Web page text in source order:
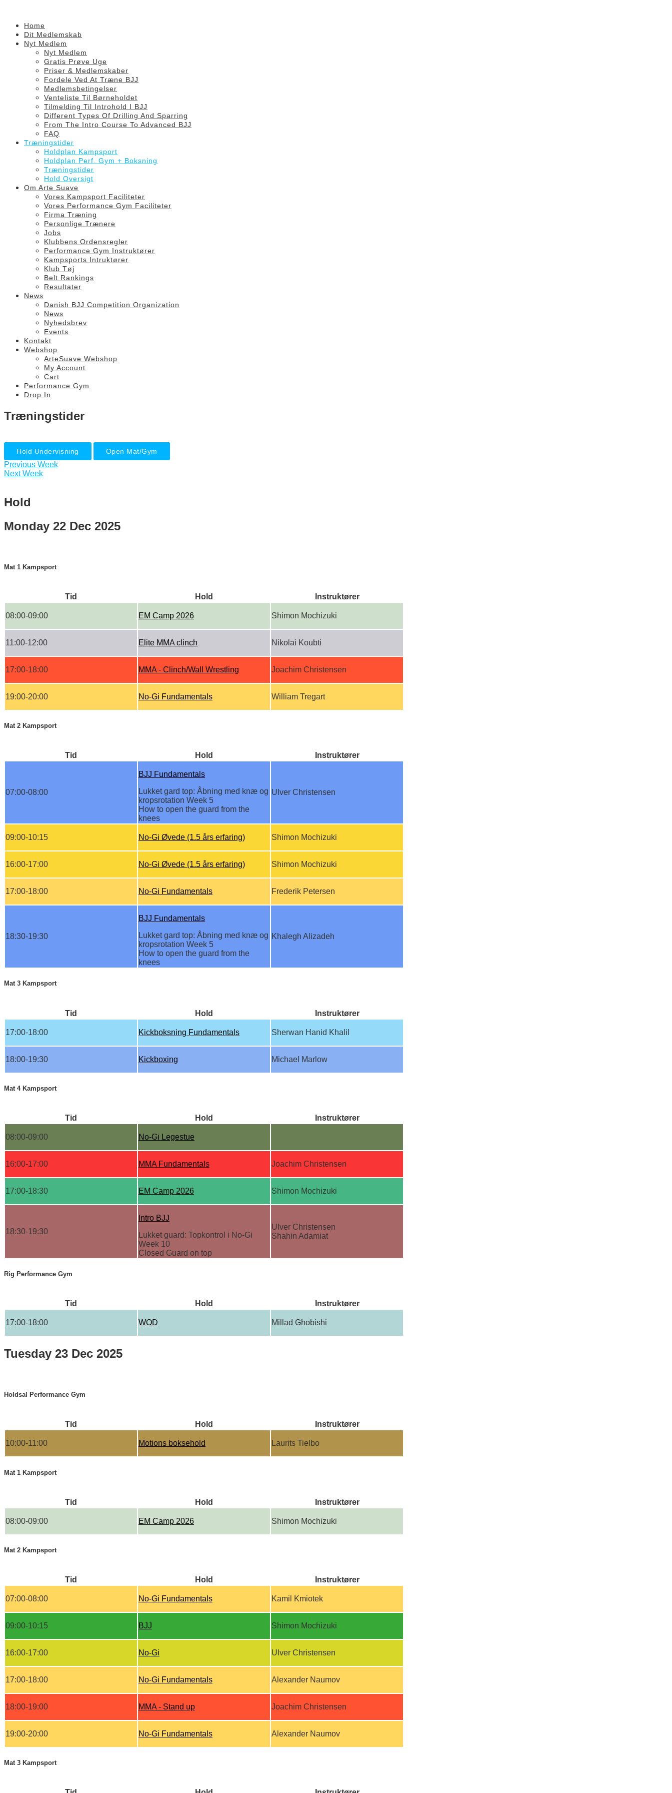
contentHome
Dit Medlemskab
Nyt Medlem
Nyt Medlem
Gratis Prøve Uge
Priser & Medlemskaber
Fordele Ved At Træne BJJ
Medlemsbetingelser
Venteliste Til Børneholdet
Tilmelding Til Introhold I BJJ
Different Types Of Drilling And Sparring
From The Intro Course To Advanced BJJ
FAQ
Træningstider
Holdplan Kampsport
Holdplan Perf. Gym + Boksning
Træningstider
Hold Oversigt
Om Arte Suave
Vores Kampsport Faciliteter
Vores Performance Gym Faciliteter
Firma Træning
Personlige Trænere
Jobs
Klubbens Ordensregler
Performance Gym Instruktører
Kampsports Intruktører
Klub Tøj
Belt Rankings
Resultater
News
Danish BJJ Competition Organization
News
Nyhedsbrev
Events
Kontakt
Webshop
ArteSuave Webshop
My Account
Cart
Performance Gym
Drop In
Træningstider
Hold Undervisning Open Mat/Gym
Previous Week
Next Week
Hold
Monday 22 Dec 2025
Mat 1 Kampsport
Tid Hold Instruktører
08:00-09:00 EM Camp 2026 Shimon Mochizuki
11:00-12:00 Elite MMA clinch Nikolai Koubti
17:00-18:00 MMA - Clinch/Wall Wrestling Joachim Christensen
19:00-20:00 No-Gi Fundamentals William Tregart
Mat 2 Kampsport
Tid Hold Instruktører
07:00-08:00
BJJ Fundamentals
Lukket gard top: Åbning med knæ og
kropsrotation Week 5
How to open the guard from the
knees
Ulver Christensen
09:00-10:15 No-Gi Øvede (1.5 års erfaring) Shimon Mochizuki
16:00-17:00 No-Gi Øvede (1.5 års erfaring) Shimon Mochizuki
17:00-18:00 No-Gi Fundamentals Frederik Petersen
18:30-19:30
BJJ Fundamentals
Lukket gard top: Åbning med knæ og
kropsrotation Week 5
How to open the guard from the
knees
Khalegh Alizadeh
Mat 3 Kampsport
Tid Hold Instruktører
17:00-18:00 Kickboksning Fundamentals Sherwan Hanid Khalil
18:00-19:30 Kickboxing Michael Marlow
Mat 4 Kampsport
Tid Hold Instruktører
08:00-09:00 No-Gi Legestue
16:00-17:00 MMA Fundamentals Joachim Christensen
17:00-18:30 EM Camp 2026 Shimon Mochizuki
18:30-19:30
Intro BJJ
Lukket guard: Topkontrol i No-Gi
Week 10
Closed Guard on top
Ulver Christensen
Shahin Adamiat
Rig Performance Gym
Tid Hold Instruktører
17:00-18:00 WOD Millad Ghobishi
Tuesday 23 Dec 2025
Holdsal Performance Gym
Tid Hold Instruktører
10:00-11:00 Motions boksehold Laurits Tielbo
Mat 1 Kampsport
Tid Hold Instruktører
08:00-09:00 EM Camp 2026 Shimon Mochizuki
Mat 2 Kampsport
Tid Hold Instruktører
07:00-08:00 No-Gi Fundamentals Kamil Kmiotek
09:00-10:15 BJJ Shimon Mochizuki
16:00-17:00 No-Gi Ulver Christensen
17:00-18:00 No-Gi Fundamentals Alexander Naumov
18:00-19:00 MMA - Stand up Joachim Christensen
19:00-20:00 No-Gi Fundamentals Alexander Naumov
Mat 3 Kampsport